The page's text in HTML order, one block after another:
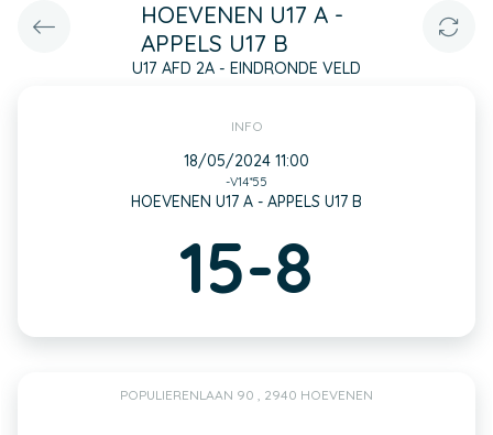
HOEVENEN U17 A -
APPELS U17 B
U17 AFD 2A - EINDRONDE VELD
INFO
18/05/2024 11:00
-V14*55
HOEVENEN U17 A - APPELS U17 B
15-8
POPULIERENLAAN 90 , 2940 HOEVENEN